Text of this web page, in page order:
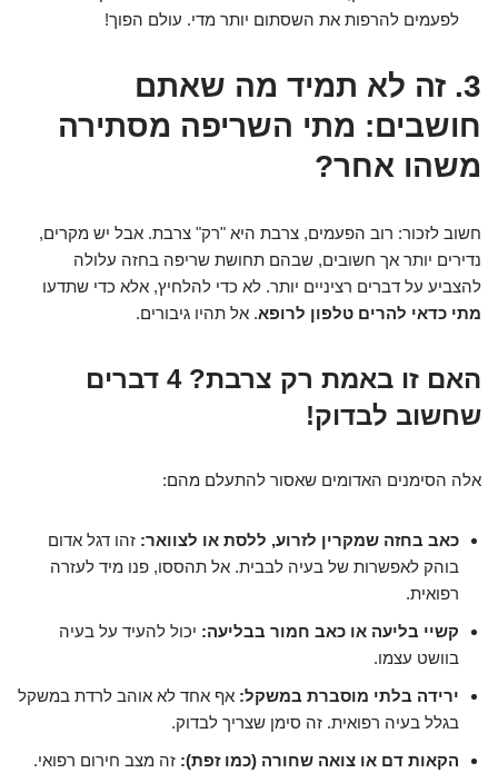
לפעמים להרפות את השסתום יותר מדי. עולם הפוך!
3. זה לא תמיד מה שאתם
חושבים: מתי השריפה מסתירה
משהו אחר?
חשוב לזכור: רוב הפעמים, צרבת היא "רק" צרבת. אבל יש מקרים,
נדירים יותר אך חשובים, שבהם תחושת שריפה בחזה עלולה
להצביע על דברים רציניים יותר. לא כדי להלחיץ, אלא כדי שתדעו
מתי כדאי להרים טלפון לרופא. אל תהיו גיבורים.
האם זו באמת רק צרבת? 4 דברים
שחשוב לבדוק!
אלה הסימנים האדומים שאסור להתעלם מהם:
כאב בחזה שמקרין לזרוע, ללסת או לצוואר: זהו דגל אדום
בוהק לאפשרות של בעיה לבבית. אל תהססו, פנו מיד לעזרה
רפואית.
קשיי בליעה או כאב חמור בבליעה: יכול להעיד על בעיה
בוושט עצמו.
ירידה בלתי מוסברת במשקל: אף אחד לא אוהב לרדת במשקל
בגלל בעיה רפואית. זה סימן שצריך לבדוק.
הקאות דם או צואה שחורה (כמו זפת): זה מצב חירום רפואי.